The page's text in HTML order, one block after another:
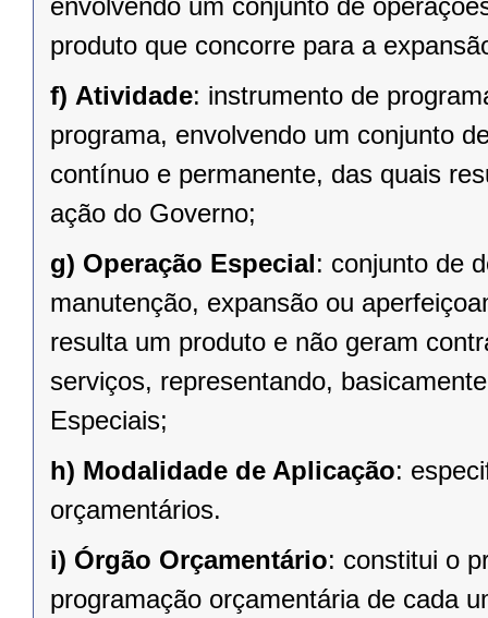
envolvendo um conjunto de
produto que concorre para a
f) Atividade: instrumento de
programa, envolvendo um conjunto
contínuo e permanente, das quais
ação do Governo;
g) Operação Especial: conjunto de
manutenção, expansão ou
resulta um produto e não geram
serviços, representando,
Especiais;
h) Modalidade de Aplicação:
orçamentários.
i) Órgão Orçamentário: constitui o
programação orçamentária de cada